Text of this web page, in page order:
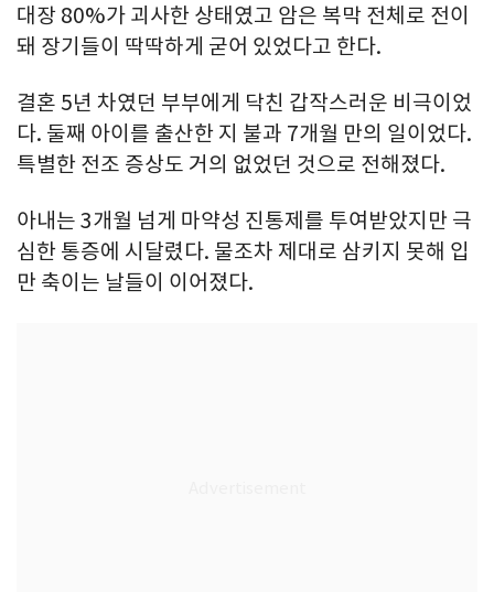
대장 80%가 괴사한 상태였고 암은 복막 전체로 전이
돼 장기들이 딱딱하게 굳어 있었다고 한다.
결혼 5년 차였던 부부에게 닥친 갑작스러운 비극이었
다. 둘째 아이를 출산한 지 불과 7개월 만의 일이었다.
특별한 전조 증상도 거의 없었던 것으로 전해졌다.
아내는 3개월 넘게 마약성 진통제를 투여받았지만 극
심한 통증에 시달렸다. 물조차 제대로 삼키지 못해 입
만 축이는 날들이 이어졌다.